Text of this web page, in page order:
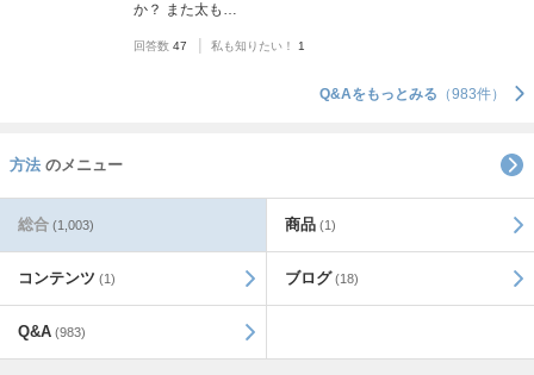
か？ また太も…
回答数 47 | 私も知りたい！ 1
Q&Aをもっとみる （983件）
方法 のメニュー
総合 (1,003) 商品 (1)
コンテンツ (1) ブログ (18)
Q&A (983)